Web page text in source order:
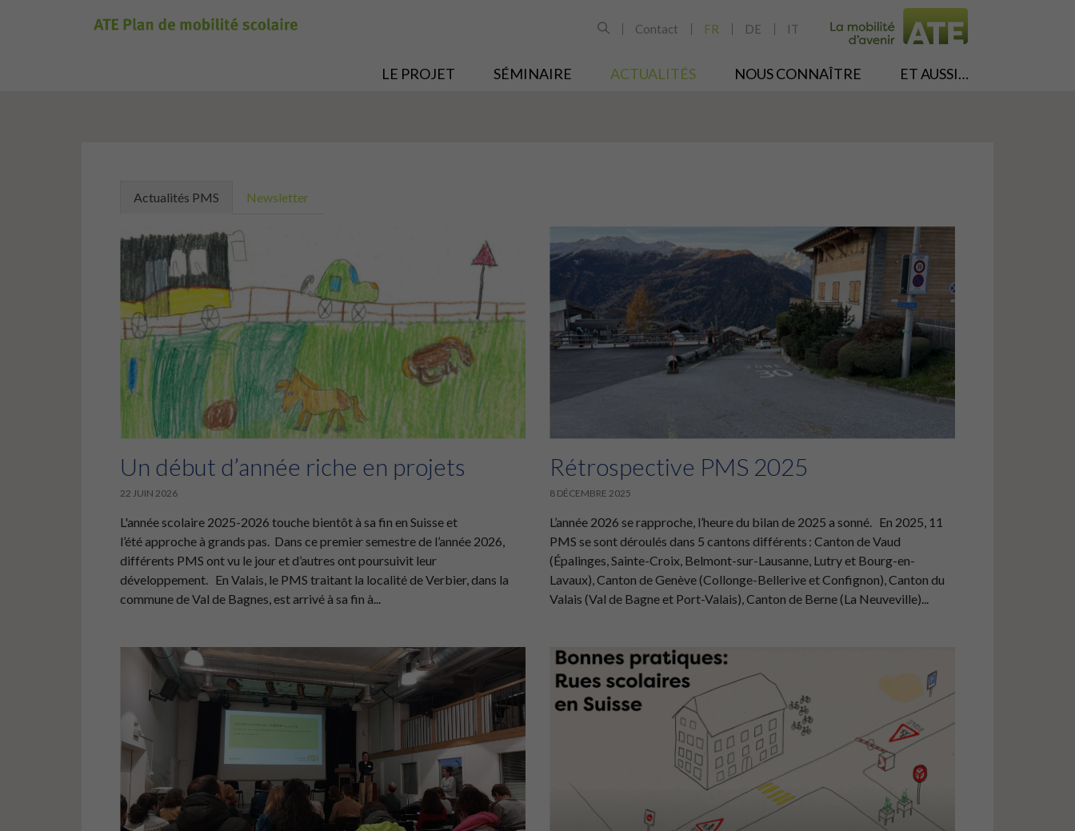
Contact FR DE IT
LE PROJET SÉMINAIRE ACTUALITÉS NOUS CONNAÎTRE ET AUSSI…
Actualités PMS Newsletter
Un début d’année riche en projets
22 JUIN 2026
L'année scolaire 2025-2026 touche bientôt à sa fin en Suisse et
l’été approche à grands pas. Dans ce premier semestre de l’année 2026,
différents PMS ont vu le jour et d’autres ont poursuivit leur
développement. En Valais, le PMS traitant la localité de Verbier, dans la
commune de Val de Bagnes, est arrivé à sa fin à...
Rétrospective PMS 2025
8 DÉCEMBRE 2025
L’année 2026 se rapproche, l’heure du bilan de 2025 a sonné. En 2025, 11
PMS se sont déroulés dans 5 cantons différents : Canton de Vaud
(Épalinges, Sainte-Croix, Belmont-sur-Lausanne, Lutry et Bourg-en-
Lavaux), Canton de Genève (Collonge-Bellerive et Confignon), Canton du
Valais (Val de Bagne et Port-Valais), Canton de Berne (La Neuveville)...